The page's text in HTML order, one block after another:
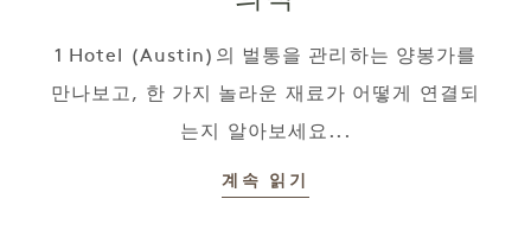
1 Hotel (Austin)의 벌통을 관리하는 양봉가를
만나보고, 한 가지 놀라운 재료가 어떻게 연결되
는지 알아보세요...
계속 읽기